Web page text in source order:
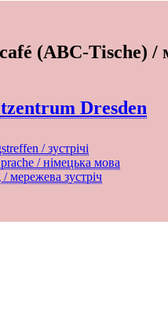
(ABC-Tische) /
Dresden
/ зустрічі
/ німецька мова
мережева зустріч